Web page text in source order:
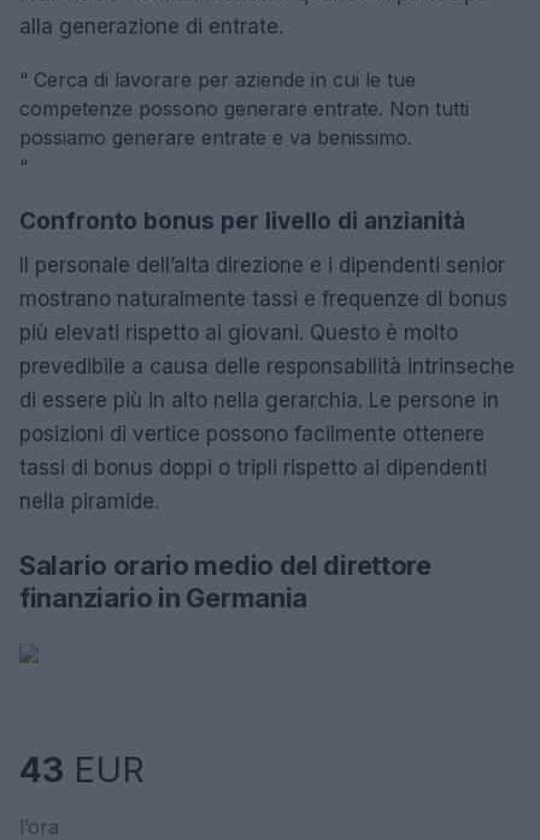
alla generazione di entrate.
“ Cerca di lavorare per aziende in cui le tue
competenze possono generare entrate. Non tutti
possiamo generare entrate e va benissimo.
“
Confronto bonus per livello di anzianità
Il personale dell’alta direzione e i dipendenti senior
mostrano naturalmente tassi e frequenze di bonus
più elevati rispetto ai giovani. Questo è molto
prevedibile a causa delle responsabilità intrinseche
di essere più in alto nella gerarchia. Le persone in
posizioni di vertice possono facilmente ottenere
tassi di bonus doppi o tripli rispetto ai dipendenti
nella piramide.
Salario orario medio del direttore
finanziario in Germania
43 EUR
l’ora